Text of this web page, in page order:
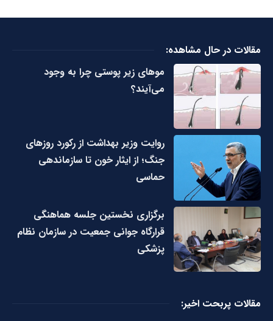
مقالات در حال مشاهده:
مو‌های زیر پوستی چرا به وجود
می‌آیند؟
روایت وزیر بهداشت از رکورد روزهای
جنگ؛ از ایثار خون تا سازماندهی
حماسی
برگزاری نخستین جلسه هماهنگی
قرارگاه جوانی جمعیت در سازمان نظام
پزشکی
مقالات پربحت اخیر: